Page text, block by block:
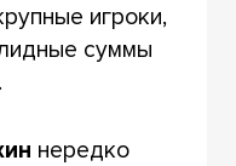
игроки,
суммы
нередко